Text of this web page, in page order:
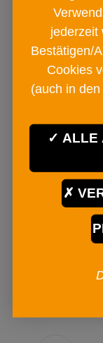
EASY
jederzeit
Bestätigen/
Cookies
(auch in
ALLE